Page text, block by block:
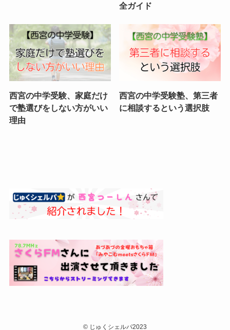
全ガイド
西宮の中学受験、家庭だけ
で塾選びをしない方がいい
理由
西宮の中学受験塾、第三者
に相談するという選択肢
© じゅくシェルパ2023